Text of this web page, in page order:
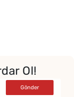
Ol!